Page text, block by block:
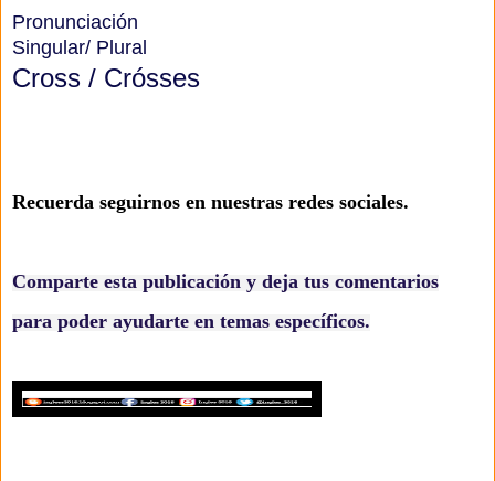
Pronunciación
Singular/ Plural
Cross / Crósses
Recuerda seguirnos en nuestras redes sociales.
Comparte esta publicación y deja tus comentarios
para poder ayudarte en temas específicos.